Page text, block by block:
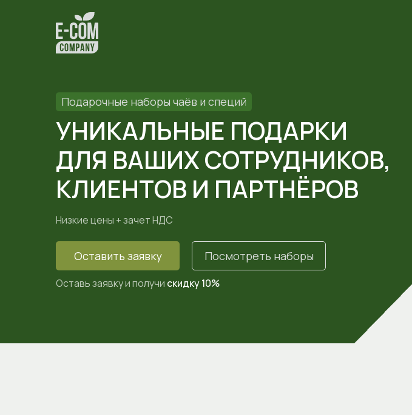
УНИКАЛЬНЫЕ ПОДАРКИ
ДЛЯ ВАШИХ СОТРУДНИКОВ,
КЛИЕНТОВ И ПАРТНЁРОВ
Низкие цены + зачет НДС
Подарочные наборы чаёв и специй
Оставить заявку Посмотреть наборы
Оставь заявку и получи скидку 10%